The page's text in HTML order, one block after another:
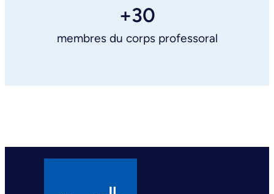
+30
membres du corps professoral